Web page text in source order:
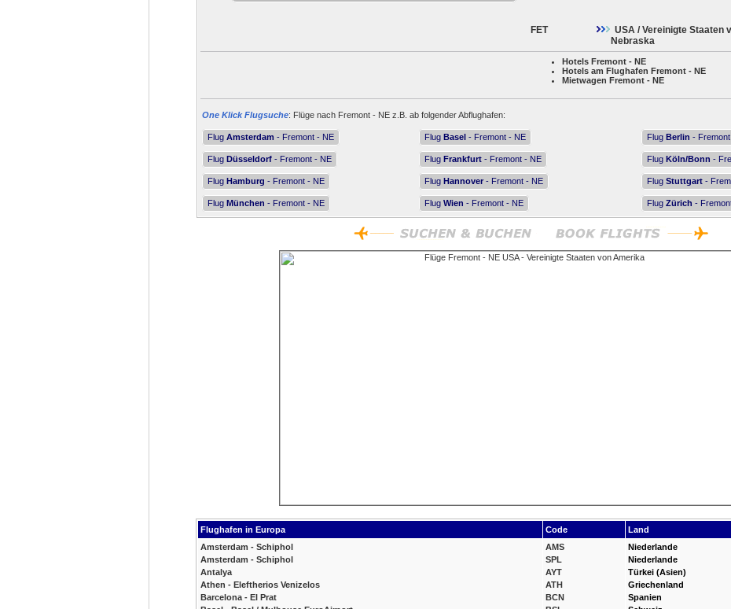
FET
USA / Vereinigte Staaten
Nebraska
Hotels Fremont - NE
Hotels am Flughafen Fremont - NE
Mietwagen Fremont - NE
One Klick Flugsuche: Flüge nach Fremont - NE z.B. ab folgender Abflughafen:
Flug Amsterdam - Fremont - NE Flug Basel - Fremont - NE Flug Berlin -
Flug Düsseldorf - Fremont - NE Flug Frankfurt - Fremont - NE Flug Köln/Bonn -
Flug Hamburg - Fremont - NE Flug Hannover - Fremont - NE Flug Stuttgart -
Flug München - Fremont - NE Flug Wien - Fremont - NE Flug Zürich -
Flughafen in Europa Code
Land
Amsterdam - Schiphol
Amsterdam - Schiphol
Antalya
Athen - Eleftherios Venizelos
Barcelona - El Prat
AMS
SPL
AYT
ATH
BCN
Niederlande
Niederlande
Türkei (Asien)
Griechenland
Spanien